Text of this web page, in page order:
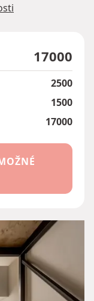
17000
2500
1500
17000